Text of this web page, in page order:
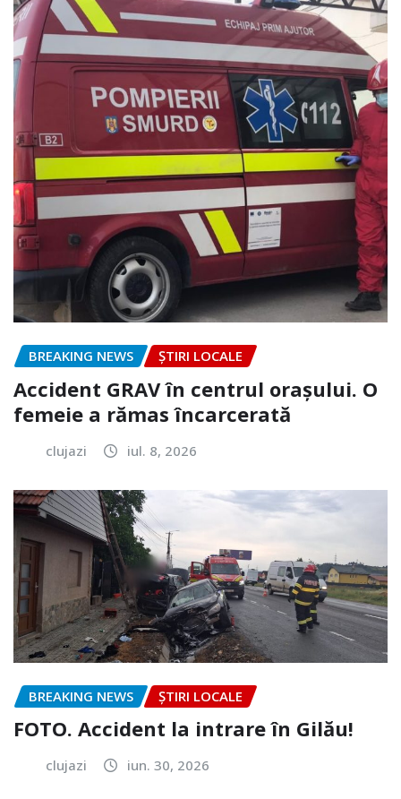
BREAKING NEWS ȘTIRI LOCALE
Accident GRAV în centrul orașului. O
femeie a rămas încarcerată
clujazi iul. 8, 2026
BREAKING NEWS ȘTIRI LOCALE
FOTO. Accident la intrare în Gilău!
clujazi iun. 30, 2026